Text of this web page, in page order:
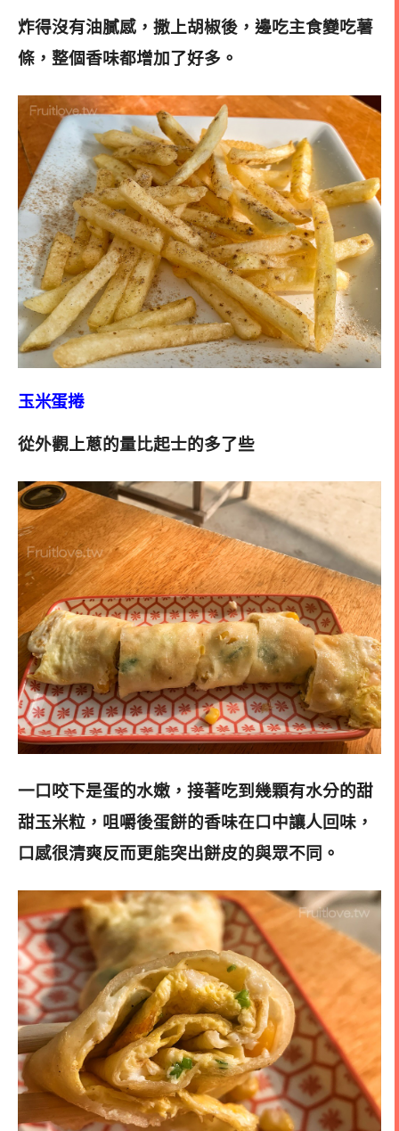
炸得沒有油膩感，撒上胡椒後，邊吃主食變吃薯
條，整個香味都增加了好多。
玉米蛋捲
從外觀上蔥的量比起士的多了些
一口咬下是蛋的水嫩，接著吃到幾顆有水分的甜
甜玉米粒 ，咀嚼後蛋餅的香味在口中讓人回味，
口感很清爽反而更能突出餅皮的與眾不同。